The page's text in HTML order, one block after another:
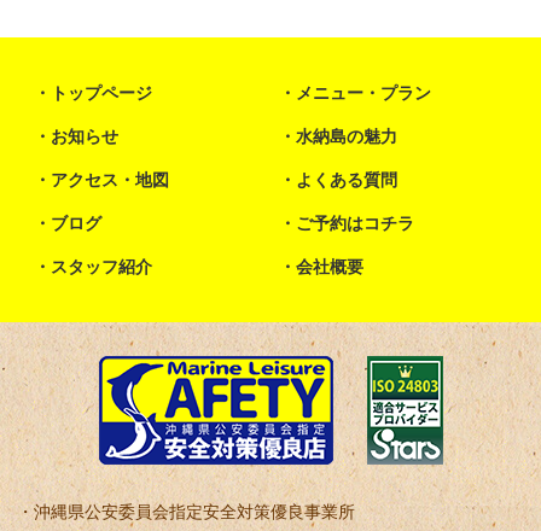
トップページ メニュー・プラン
お知らせ 水納島の魅力
アクセス・地図 よくある質問
ブログ ご予約はコチラ
スタッフ紹介 会社概要
沖縄県公安委員会指定安全対策優良事業所